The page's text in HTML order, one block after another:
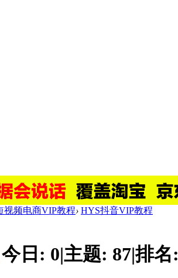
视频电商VIP教程› HYS抖音VIP教程
今日: 0|主题: 87|排名: